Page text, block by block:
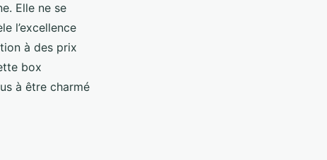
Elle ne se
l’excellence
à des prix
box
à être charmé